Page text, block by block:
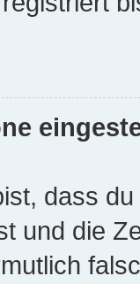
dass
und die